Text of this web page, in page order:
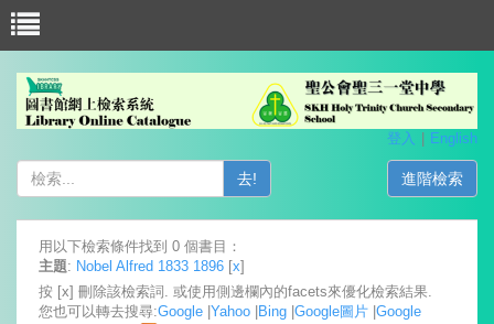
登入 English
去! 進階檢索
用以下檢索條件找到 0 個書目：
主題: Nobel Alfred 1833 1896 [x]
按 [x] 刪除該檢索詞. 或使用側邊欄內的facets來優化檢索結果.
您也可以轉去搜尋:Google |Yahoo |Bing |Google圖片 |Google